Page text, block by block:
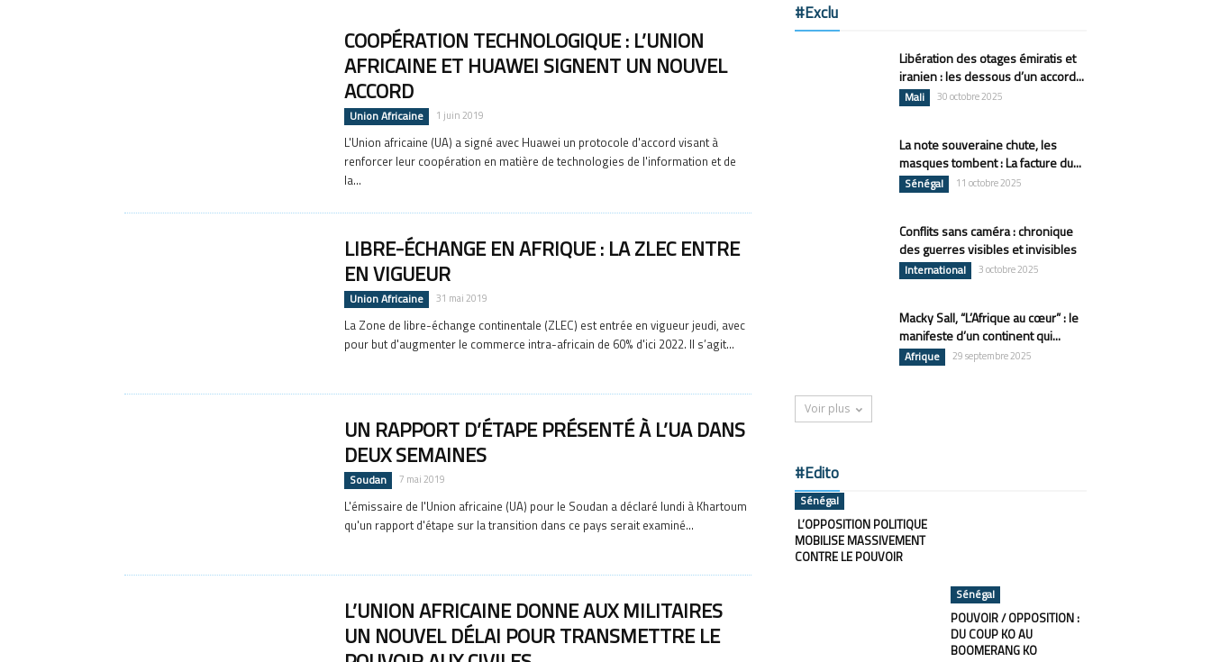
COOPÉRATION TECHNOLOGIQUE : L’UNION
AFRICAINE ET HUAWEI SIGNENT UN NOUVEL
ACCORD
Union Africaine 1 juin 2019
L'Union africaine (UA) a signé avec Huawei un protocole d'accord visant à
renforcer leur coopération en matière de technologies de l'information et de
la...
LIBRE-ÉCHANGE EN AFRIQUE : LA ZLEC ENTRE
EN VIGUEUR
Union Africaine 31 mai 2019
La Zone de libre-échange continentale (ZLEC) est entrée en vigueur jeudi, avec
pour but d'augmenter le commerce intra-africain de 60% d'ici 2022. Il s’agit...
UN RAPPORT D’ÉTAPE PRÉSENTÉ À L’UA DANS
DEUX SEMAINES
Soudan 7 mai 2019
L'émissaire de l'Union africaine (UA) pour le Soudan a déclaré lundi à Khartoum
qu'un rapport d'étape sur la transition dans ce pays serait examiné...
L’UNION AFRICAINE DONNE AUX MILITAIRES
UN NOUVEL DÉLAI POUR TRANSMETTRE LE
#Exclu
Libération des otages émiratis et
iranien : les dessous d’un accord...
Mali 30 octobre 2025
La note souveraine chute, les
masques tombent : La facture du...
Sénégal 11 octobre 2025
Conflits sans caméra : chronique
des guerres visibles et invisibles
International 3 octobre 2025
Macky Sall, “L’Afrique au cœur” : le
manifeste d’un continent qui...
Afrique 29 septembre 2025
Voir plus
#Edito
Sénégal
L’OPPOSITION POLITIQUE
MOBILISE MASSIVEMENT
CONTRE LE POUVOIR
Sénégal
POUVOIR / OPPOSITION :
DU COUP KO AU
BOOMERANG KO